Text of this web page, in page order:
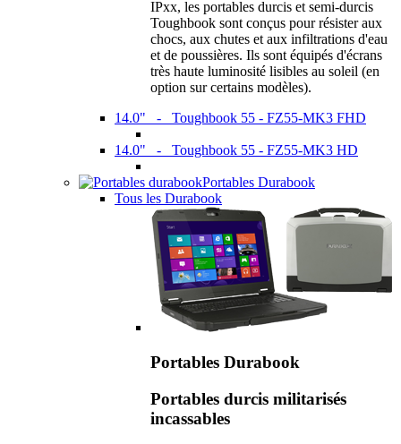
IPxx, les portables durcis et semi-durcis
Toughbook sont conçus pour résister aux
chocs, aux chutes et aux infiltrations d'eau
et de poussières. Ils sont équipés d'écrans
très haute luminosité lisibles au soleil (en
option sur certains modèles).
14.0" - Toughbook 55 - FZ55-MK3 FHD
14.0" - Toughbook 55 - FZ55-MK3 HD
Portables Durabook
Tous les Durabook
Portables Durabook
Portables durcis militarisés
incassables